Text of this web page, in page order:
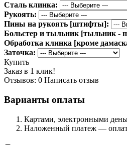
Сталь клинка:
Рукоять:
Пины на рукоять [штифты]:
Больстер и тыльник [тыльник -
Обработка клинка [кроме
Заточка:
Купить
Заказ в 1 клик!
Отзывов: 0 Написать отзыв
Варианты оплаты
Картами, электронными
Наложенный платеж —